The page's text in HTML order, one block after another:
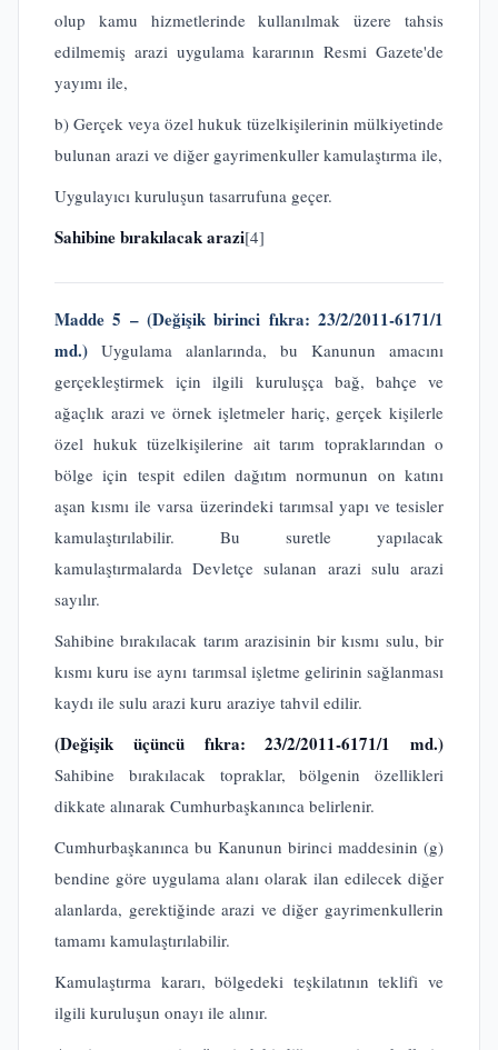
olup kamu hizmetlerinde kullanılmak üzere tahsis
edilmemiş arazi uygulama kararının Resmi Gazete'de
yayımı ile,
b) Gerçek veya özel hukuk tüzelkişilerinin mülkiyetinde
bulunan arazi ve diğer gayrimenkuller kamulaştırma ile,
Uygulayıcı kuruluşun tasarrufuna geçer.
Sahibine bırakılacak arazi[4]
Madde 5 – (Değişik birinci fıkra: 23/2/2011-6171/1
md.) Uygulama alanlarında, bu Kanunun amacını
gerçekleştirmek için ilgili kuruluşça bağ, bahçe ve
ağaçlık arazi ve örnek işletmeler hariç, gerçek kişilerle
özel hukuk tüzelkişilerine ait tarım topraklarından o
bölge için tespit edilen dağıtım normunun on katını
aşan kısmı ile varsa üzerindeki tarımsal yapı ve tesisler
kamulaştırılabilir. Bu suretle yapılacak
kamulaştırmalarda Devletçe sulanan arazi sulu arazi
sayılır.
Sahibine bırakılacak tarım arazisinin bir kısmı sulu, bir
kısmı kuru ise aynı tarımsal işletme gelirinin sağlanması
kaydı ile sulu arazi kuru araziye tahvil edilir.
(Değişik üçüncü fıkra: 23/2/2011-6171/1 md.)
Sahibine bırakılacak topraklar, bölgenin özellikleri
dikkate alınarak Cumhurbaşkanınca belirlenir.
Cumhurbaşkanınca bu Kanunun birinci maddesinin (g)
bendine göre uygulama alanı olarak ilan edilecek diğer
alanlarda, gerektiğinde arazi ve diğer gayrimenkullerin
tamamı kamulaştırılabilir.
Kamulaştırma kararı, bölgedeki teşkilatının teklifi ve
ilgili kuruluşun onayı ile alınır.